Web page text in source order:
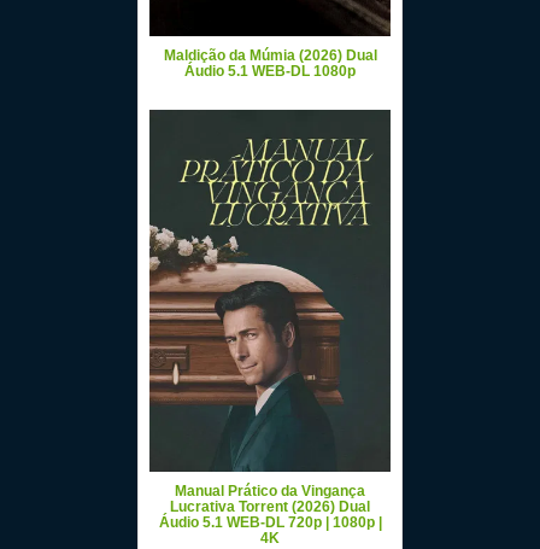
Maldição da Múmia (2026) Dual
Áudio 5.1 WEB-DL 1080p
Manual Prático da Vingança
Lucrativa Torrent (2026) Dual
Áudio 5.1 WEB-DL 720p | 1080p |
4K